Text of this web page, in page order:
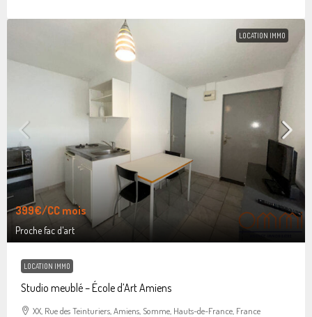
LOCATION IMMO
399€/CC mois
Proche fac d'art
LOCATION IMMO
Studio meublé – École d’Art Amiens
XX, Rue des Teinturiers, Amiens, Somme, Hauts-de-France, France